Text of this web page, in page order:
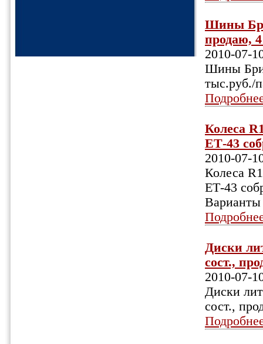
Шины
продаю,
2010-07-
Шины
тыс.руб./
Колеса
ЕТ-43
2010-07-
Колеса
ЕТ-43
Варианты
Диски
сост.,
2010-07-
Диски
сост.,